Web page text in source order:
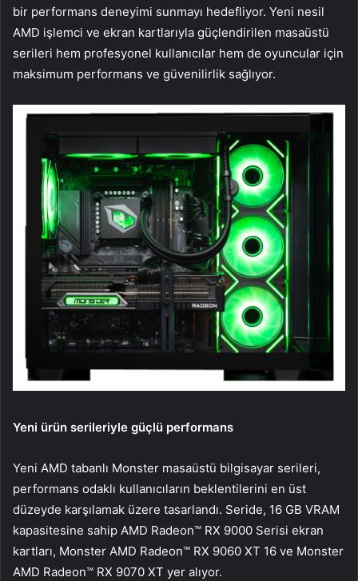
bir performans deneyimi sunmayı hedefliyor. Yeni nesil
AMD işlemci ve ekran kartlarıyla güçlendirilen masaüstü
serileri hem profesyonel kullanıcılar hem de oyuncular için
maksimum performans ve güvenilirlik sağlıyor.
Yeni ürün serileriyle güçlü performans
Yeni AMD tabanlı Monster masaüstü bilgisayar serileri,
performans odaklı kullanıcıların beklentilerini en üst
düzeyde karşılamak üzere tasarlandı. Seride, 16 GB VRAM
kapasitesine sahip AMD Radeon™ RX 9000 Serisi ekran
kartları, Monster AMD Radeon™ RX 9060 XT 16 ve Monster
AMD Radeon™ RX 9070 XT yer alıyor.